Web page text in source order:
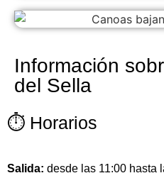
Información
del Sella
⏱︎ Horarios
Salida: desde las 11:00 hasta